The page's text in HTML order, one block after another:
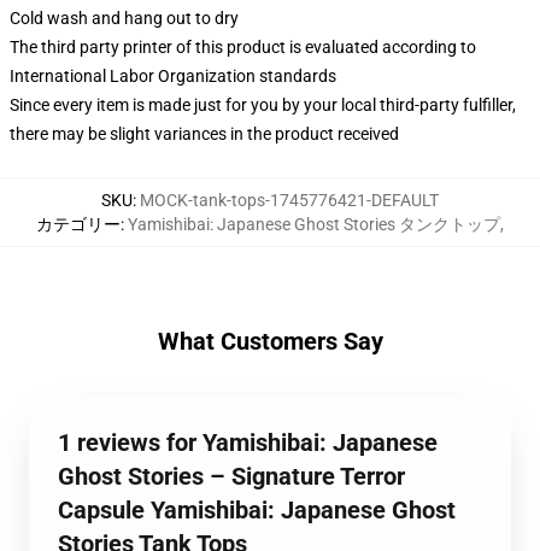
Cold wash and hang out to dry
The third party printer of this product is evaluated according to
International Labor Organization standards
Since every item is made just for you by your local third-party fulfiller,
there may be slight variances in the product received
SKU: MOCK-tank-tops-1745776421-DEFAULT
カテゴリー:Yamishibai: Japanese Ghost Stories タンクトップ,
What Customers Say
1 reviews for Yamishibai: Japanese
Ghost Stories – Signature Terror
Capsule Yamishibai: Japanese Ghost
Stories Tank Tops